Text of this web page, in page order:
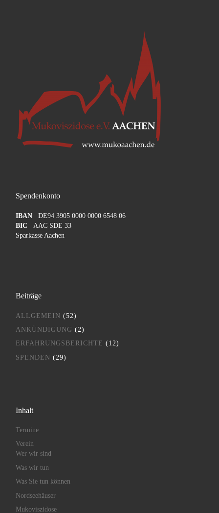
Spendenkonto
IBANDE94 3905 0000 0000 6548 06
BIC AAC SDE 33
Sparkasse Aachen
Beiträge
ALLGEMEIN (52)
ANKÜNDIGUNG (2)
ERFAHRUNGSBERICHTE (12)
SPENDEN (29)
Inhalt
Termine
Verein
Wer wir sind
Was wir tun
Was Sie tun können
Nordseehäuser
Mukoviszidose